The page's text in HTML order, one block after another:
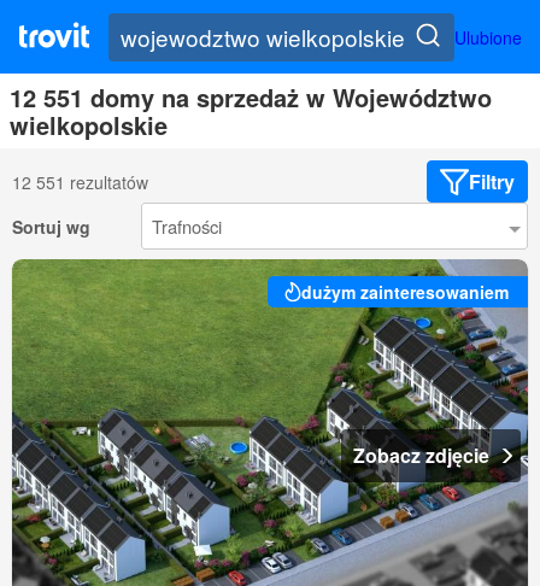
Ulubione
12 551 domy na sprzedaż w Województwo
wielkopolskie
12 551 rezultatów Filtry
Sortuj wg
dużym zainteresowaniem
Zobacz zdjęcie